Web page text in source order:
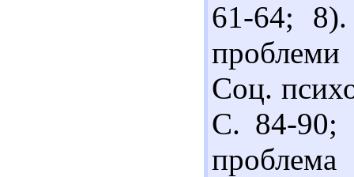
61-64;
проблеми
Соц.
С. 84-